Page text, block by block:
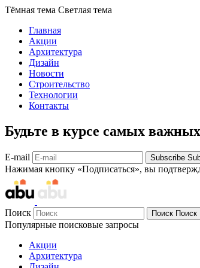
Тёмная тема Светлая тема
Главная
Акции
Архитектура
Дизайн
Новости
Строительство
Технологии
Контакты
Будьте в курсе самых
E-mail Subscribe
Нажимая кнопку «Подписаться», вы
Поиск Поиск Поиск
Популярные поисковые запросы
Акции
Архитектура